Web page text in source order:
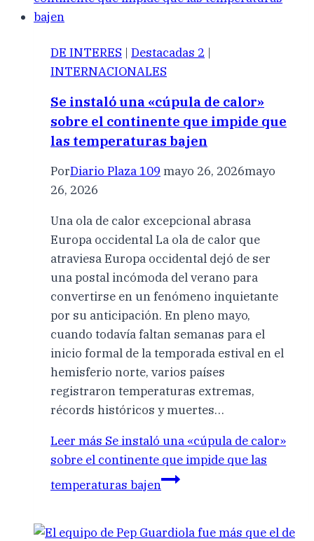
DE INTERES | Destacadas 2 |
INTERNACIONALES
Se instaló una «cúpula de calor»
sobre el continente que impide que
las temperaturas bajen
PorDiario Plaza 109 mayo 26, 2026mayo
26, 2026
Una ola de calor excepcional abrasa
Europa occidental La ola de calor que
atraviesa Europa occidental dejó de ser
una postal incómoda del verano para
convertirse en un fenómeno inquietante
por su anticipación. En pleno mayo,
cuando todavía faltan semanas para el
inicio formal de la temporada estival en el
hemisferio norte, varios países
registraron temperaturas extremas,
récords históricos y muertes…
Leer más Se instaló una «cúpula de calor»
sobre el continente que impide que las
temperaturas bajen